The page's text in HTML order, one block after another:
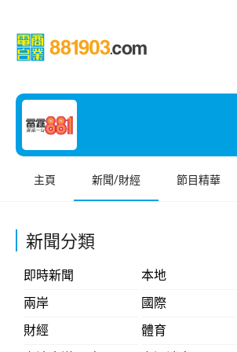
主頁 新聞/財經 節目精華
新聞分類
即時新聞
本地
兩岸
國際
財經
體育